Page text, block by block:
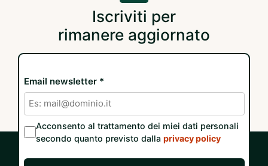
Iscriviti per
rimanere aggiornato
Email newsletter *
Acconsento al trattamento dei miei dati personali
secondo quanto previsto dalla privacy policy